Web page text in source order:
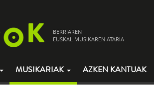
BERRIAREN
EUSKAL MUSIKAREN ATARIA
MUSIKARIAK AZKEN KANTUAK